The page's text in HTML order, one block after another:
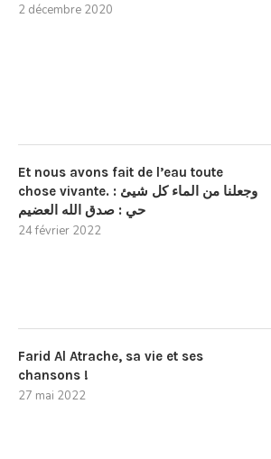
2 décembre 2020
Et nous avons fait de l’eau toute
chose vivante. : وجعلنا من الماء كل شيئ
حي : صدق الله العضيم
24 février 2022
Farid Al Atrache, sa vie et ses
chansons !
27 mai 2022